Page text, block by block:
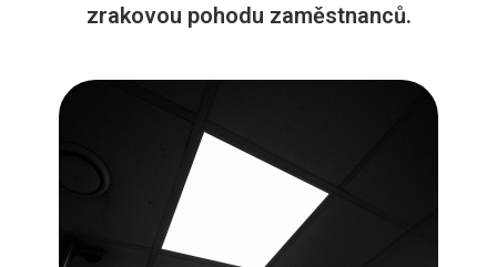
zrakovou pohodu zaměstnanců.